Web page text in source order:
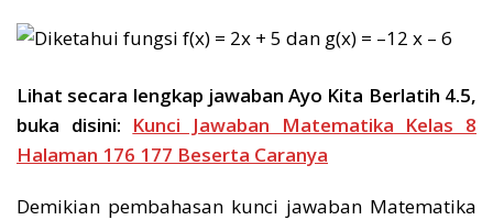
Lihat secara lengkap jawaban Ayo Kita Berlatih 4.5,
buka disini: Kunci Jawaban Matematika Kelas 8
Halaman 176 177 Beserta Caranya
Demikian pembahasan kunci jawaban Matematika